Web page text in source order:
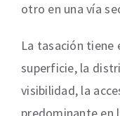
otro en una vía
La tasación tiene
superficie, la
visibilidad, la